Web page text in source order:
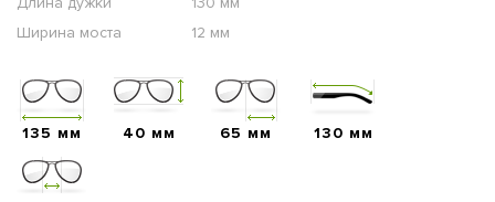
Ширина моста
12 мм
135 мм 40 мм 65 мм 130 мм